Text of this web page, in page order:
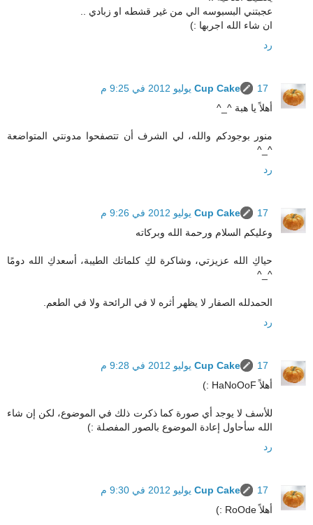
عجبتني البسبوسه الي من غير قشطه او زبادي ..
ان شاء الله اجربها :)
رد
Cup Cake
17 يوليو 2012 في 9:25 م
أهلاً يا هبة ^_^
منور بوجودكم والله، لي الشرف أن تتصفحوا مدونتي المتواضعة
^_^
رد
Cup Cake
17 يوليو 2012 في 9:26 م
وعليكم السلام ورحمة الله وبركاته
حياكِ الله عزيزتي، وشاكرة لكِ كلماتك الطيبة، أسعدكِ الله دومًا
^_^
الحمدلله الصفار لا يظهر أثره لا في الرائحة ولا في الطعم.
رد
Cup Cake
17 يوليو 2012 في 9:28 م
أهلاً HaNoOoF :)
للأسف لا يوجد أي صورة كما ذكرت ذلك في الموضوع، لكن إن شاء
الله سأحاول إعادة الموضوع بالصور المفصلة :)
رد
Cup Cake
17 يوليو 2012 في 9:30 م
أهلاً RoOde :)